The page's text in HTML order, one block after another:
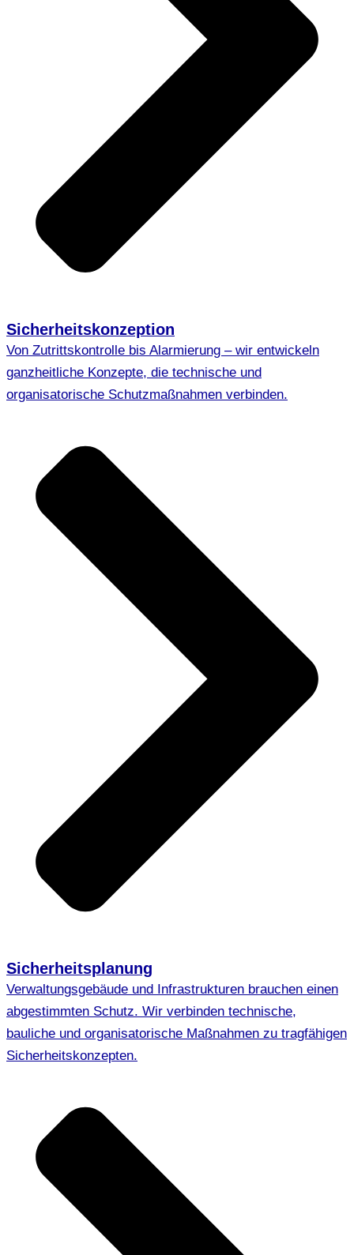
Sicherheitskonzeption
Von Zutrittskontrolle bis Alarmierung – wir entwickeln
ganzheitliche Konzepte, die technische und
organisatorische Schutzmaßnahmen verbinden.
Sicherheitsplanung
Verwaltungsgebäude und Infrastrukturen brauchen einen
abgestimmten Schutz. Wir verbinden technische,
bauliche und organisatorische Maßnahmen zu tragfähigen
Sicherheitskonzepten.